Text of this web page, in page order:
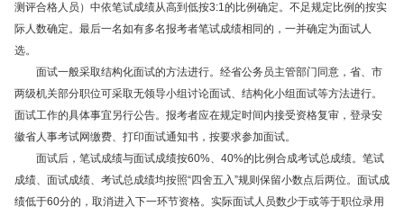
测评合格人员）中依笔试成绩从高到低按3:1的比例确定。不足规定比例的按实
际人数确定。最后一名如有多名报考者笔试成绩相同的，一并确定为面试人
选。
面试一般采取结构化面试的方法进行。经省公务员主管部门同意，省、市
两级机关部分职位可采取无领导小组讨论面试、结构化小组面试等方法进行。
面试工作的具体事宜另行公告。报考者应在规定时间内接受资格复审，登录安
徽省人事考试网缴费、打印面试通知书，按要求参加面试。
面试后，笔试成绩与面试成绩按60%、40%的比例合成考试总成绩。笔试
成绩、面试成绩、考试总成绩均按照“四舍五入”规则保留小数点后两位。面试成
绩低于60分的，取消进入下一环节资格。实际面试人员数少于或等于职位录用